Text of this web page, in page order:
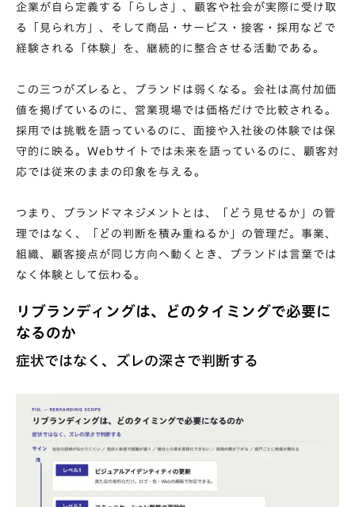
企業が自ら定義する「らしさ」、顧客や社会が実際に受け取
る「見られ方」、そして商品・サービス・接客・採用などで
経験される「体験」を、継続的に整合させる活動である。
この三つがズレると、ブランドは弱くなる。会社は高付加価
値を掲げているのに、営業現場では価格だけで比較される。
採用では挑戦を語っているのに、面接や入社後の体験では保
守的に映る。Webサイトでは未来を語っているのに、顧客対
応では従来のままの印象を与える。
つまり、ブランドマネジメントとは、「どう見せるか」の管
理ではなく、「どの判断を積み重ねるか」の管理だ。事業、
組織、顧客接点が同じ方向へ動くとき、ブランドは言葉では
なく体験として伝わる。
リブランディングは、どのタイミングで必要に
なるのか
症状ではなく、ズレの深さで判断する